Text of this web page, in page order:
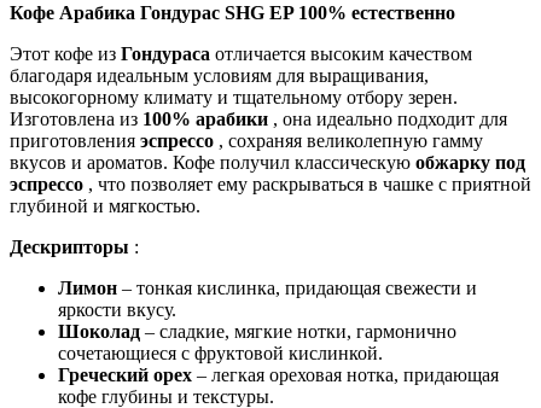
Кофе Арабика Гондурас SHG EP 100% естественно
Этот кофе из Гондураса отличается высоким качеством
благодаря идеальным условиям для выращивания,
высокогорному климату и тщательному отбору зерен.
Изготовлена ​​из 100% арабики , она идеально подходит для
приготовления эспрессо , сохраняя великолепную гамму
вкусов и ароматов. Кофе получил классическую обжарку под
эспрессо , что позволяет ему раскрываться в чашке с приятной
глубиной и мягкостью.
Дескрипторы :
Лимон – тонкая кислинка, придающая свежести и
яркости вкусу.
Шоколад – сладкие, мягкие нотки, гармонично
сочетающиеся с фруктовой кислинкой.
Греческий орех – легкая ореховая нотка, придающая
кофе глубины и текстуры.